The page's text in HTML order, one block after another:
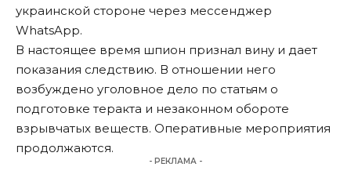
украинской стороне через мессенджер
WhatsApp.
В настоящее время шпион признал вину и дает
показания следствию. В отношении него
возбуждено уголовное дело по статьям о
подготовке теракта и незаконном обороте
взрывчатых веществ. Оперативные мероприятия
продолжаются.
- РЕКЛАМА -